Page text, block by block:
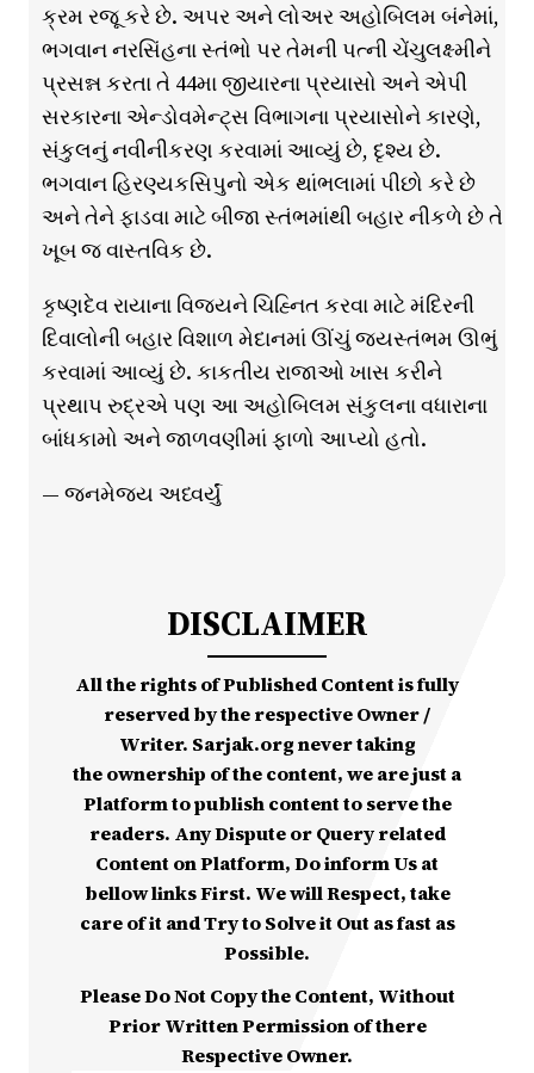
ક્રમ રજૂ કરે છે. અપર અને લોઅર અહોબિલમ બંનેમાં,
ભગવાન નરસિંહના સ્તંભો પર તેમની પત્ની ચેંચુલક્ષ્મીને
પ્રસન્ન કરતા તે 44મા જીયારના પ્રયાસો અને એપી
સરકારના એન્ડોવમેન્ટ્સ વિભાગના પ્રયાસોને કારણે,
સંકુલનું નવીનીકરણ કરવામાં આવ્યું છે, દૃશ્ય છે.
ભગવાન હિરણ્યકસિપુનો એક થાંભલામાં પીછો કરે છે
અને તેને ફાડવા માટે બીજા સ્તંભમાંથી બહાર નીકળે છે તે
ખૂબ જ વાસ્તવિક છે.
કૃષ્ણદેવ રાયાના વિજયને ચિહ્નિત કરવા માટે મંદિરની
દિવાલોની બહાર વિશાળ મેદાનમાં ઊંચું જયસ્તંભમ ઊભું
કરવામાં આવ્યું છે. કાકતીય રાજાઓ ખાસ કરીને
પ્રથાપ રુદ્રએ પણ આ અહોબિલમ સંકુલના વધારાના
બાંધકામો અને જાળવણીમાં ફાળો આપ્યો હતો.
— જનમેજય અધ્વર્યું
DISCLAIMER
All the rights of Published Content is fully
reserved by the respective Owner /
Writer. Sarjak.org never taking
the ownership of the content, we are just a
Platform to publish content to serve the
readers. Any Dispute or Query related
Content on Platform, Do inform Us at
bellow links First. We will Respect, take
care of it and Try to Solve it Out as fast as
Possible.
Please Do Not Copy the Content, Without
Prior Written Permission of there
Respective Owner.